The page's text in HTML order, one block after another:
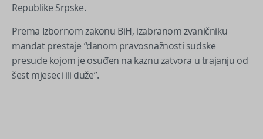
Republike Srpske.
Prema Izbornom zakonu BiH, izabranom zvaničniku
mandat prestaje “danom pravosnažnosti sudske
presude kojom je osuđen na kaznu zatvora u trajanju od
šest mjeseci ili duže”.